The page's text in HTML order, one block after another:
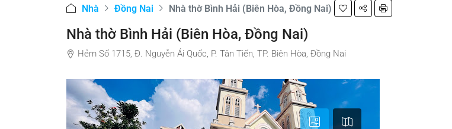
Nhà Đồng Nai Nhà thờ Bình Hải (Biên Hòa, Ðồng Nai)
Nhà thờ Bình Hải (Biên Hòa, Ðồng Nai)
Hẻm Số 1715, Đ. Nguyễn Ái Quốc, P. Tân Tiến, TP. Biên Hòa, Đồng Nai